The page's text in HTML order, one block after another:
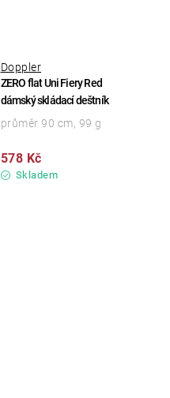
ZERO flat Uni Fiery Red
dámský skládací deštník
Doppler
Skladem
578 Kč
průměr 90 cm, 99 g